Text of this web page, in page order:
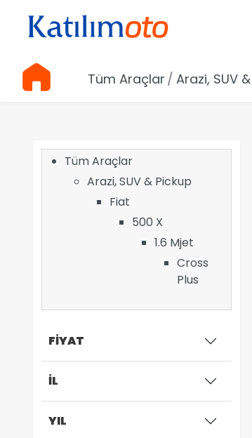
Tüm Araçlar Arazi, SUV
Tüm Araçlar
Arazi, SUV & Pickup
Fiat
500 X
1.6 Mjet
Cross
Plus
FİYAT
İL
YIL